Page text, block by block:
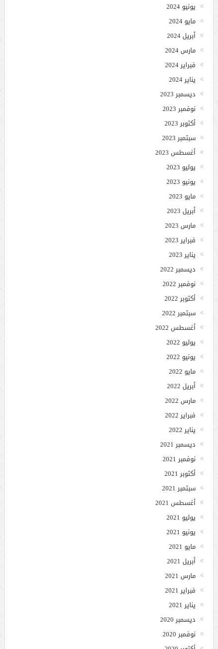
يونيو 2024
مايو 2024
أبريل 2024
مارس 2024
فبراير 2024
يناير 2024
ديسمبر 2023
نوفمبر 2023
أكتوبر 2023
سبتمبر 2023
أغسطس 2023
يوليو 2023
يونيو 2023
مايو 2023
أبريل 2023
مارس 2023
فبراير 2023
يناير 2023
ديسمبر 2022
نوفمبر 2022
أكتوبر 2022
سبتمبر 2022
أغسطس 2022
يوليو 2022
يونيو 2022
مايو 2022
أبريل 2022
مارس 2022
فبراير 2022
يناير 2022
ديسمبر 2021
نوفمبر 2021
أكتوبر 2021
سبتمبر 2021
أغسطس 2021
يوليو 2021
يونيو 2021
مايو 2021
أبريل 2021
مارس 2021
فبراير 2021
يناير 2021
ديسمبر 2020
نوفمبر 2020